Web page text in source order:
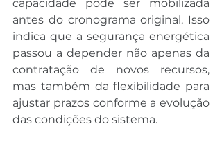
capacidade pode ser mobilizada
antes do cronograma original. Isso
indica que a segurança energética
passou a depender não apenas da
contratação de novos recursos,
mas também da flexibilidade para
ajustar prazos conforme a evolução
das condições do sistema.